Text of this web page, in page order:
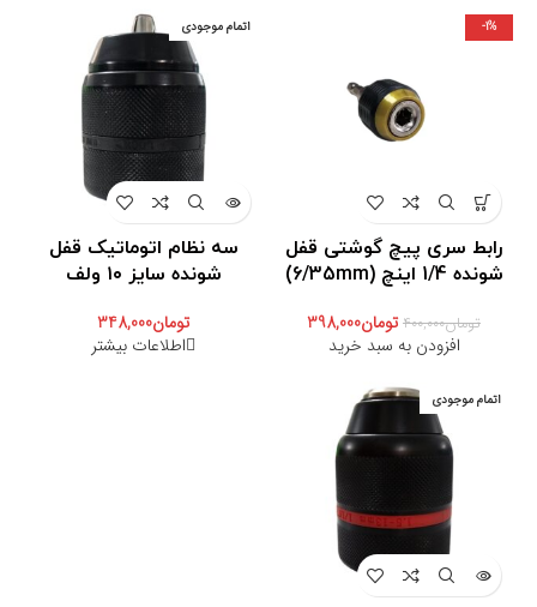
-1%
رابط سری پیچ گوشتی قفل
شونده 1/4 اینچ (6/35mm)
تومان400,000 تومان398,000
افزودن به سبد خرید
اتمام موجودی
سه نظام اتوماتیک قفل
شونده سایز ۱۰ ولف
تومان348,000
اطلاعات بیشتر
اتمام موجودی